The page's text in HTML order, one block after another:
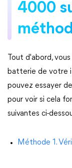
4000
Tout d'abord,
batterie de votre
pouvez essayer
pour voir si cela
suivantes ci-
Méthode 1.